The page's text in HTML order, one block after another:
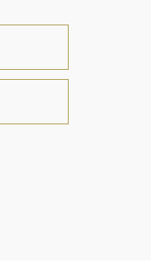
ィン
ー・
た最